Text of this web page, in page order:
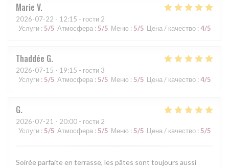
Marie V
2026-07-22 - 12:15 - гости 2
Услуги : 5/5 Атмосфера : 5/5 Меню : 5/5 Цена / качество : 4/5
Thaddée G
2026-07-15 - 19:15 - гости 3
Услуги : 5/5 Атмосфера : 5/5 Меню : 5/5 Цена / качество : 4/5
G
2026-07-21 - 20:00 - гости 2
Услуги : 5/5 Атмосфера : 5/5 Меню : 5/5 Цена / качество : 5/5
Soirée parfaite en terrasse, les pâtes sont toujours aussi